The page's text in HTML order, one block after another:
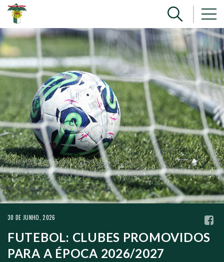
30 DE JUNHO, 2026
FUTEBOL: CLUBES PROMOVIDOS
PARA A ÉPOCA 2026/2027